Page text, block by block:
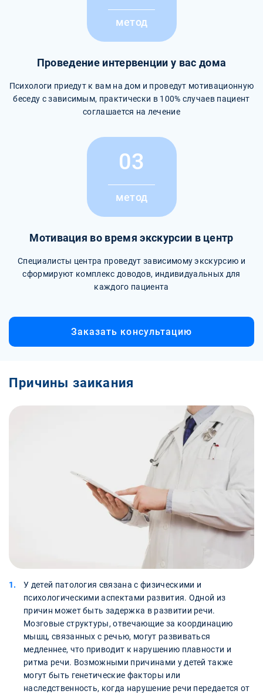
метод
Проведение интервенции у вас дома
Психологи приедут к вам на дом и проведут мотивационную
беседу с зависимым, практически в 100% случаев пациент
соглашается на лечение
03
метод
Мотивация во время экскурсии в центр
Специалисты центра проведут зависимому экскурсию и
сформируют комплекс доводов, индивидуальных для
каждого пациента
Заказать консультацию
Причины заикания
У детей патология связана с физическими и
психологическими аспектами развития. Одной из
причин может быть задержка в развитии речи.
Мозговые структуры, отвечающие за координацию
мышц, связанных с речью, могут развиваться
медленнее, что приводит к нарушению плавности и
ритма речи. Возможными причинами у детей также
могут быть генетические факторы или
наследственность, когда нарушение речи передается от